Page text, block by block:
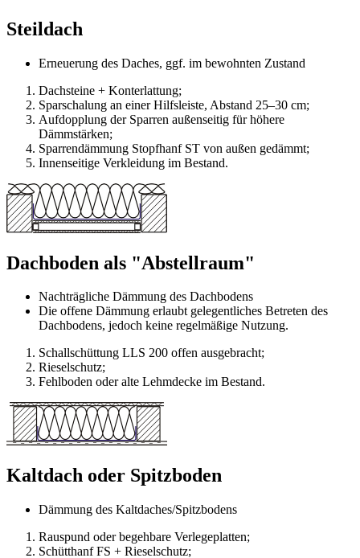
Steildach
Erneuerung des Daches, ggf. im bewohnten Zustand
Dachsteine + Konterlattung;
Sparschalung an einer Hilfsleiste, Abstand 25–30 cm;
Aufdopplung der Sparren außenseitig für höhere
Dämmstärken;
Sparrendämmung Stopfhanf ST von außen gedämmt;
Innenseitige Verkleidung im Bestand.
Dachboden als "Abstellraum"
Nachträgliche Dämmung des Dachbodens
Die offene Dämmung erlaubt gelegentliches Betreten des
Dachbodens, jedoch keine regelmäßige Nutzung.
Schallschüttung LLS 200 offen ausgebracht;
Rieselschutz;
Fehlboden oder alte Lehmdecke im Bestand.
Kaltdach oder Spitzboden
Dämmung des Kaltdaches/Spitzbodens
Rauspund oder begehbare Verlegeplatten;
Schütthanf FS + Rieselschutz;